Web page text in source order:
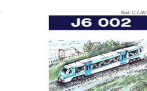
Kód:CZ-